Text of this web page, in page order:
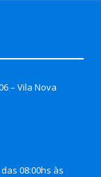
– Vila Nova
08:00hs às